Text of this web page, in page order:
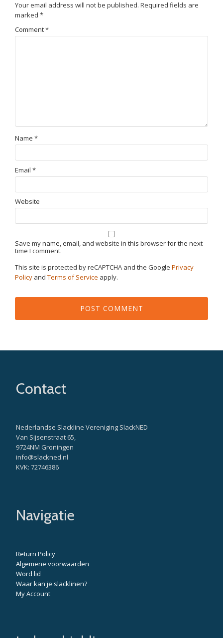
Your email address will not be published. Required fields are
marked *
Comment*
Name *
Email *
Website
Save my name, email, and website in this browser for the next
time I comment.
This site is protected by reCAPTCHA and the Google Privacy
Policy and Terms of Service apply.
Contact
Nederlandse Slackline Vereniging SlackNED
Van Sijsenstraat 65,
9724NM Groningen
info@slackned.nl
KVK: 72746386
Navigatie
Return Policy
Algemene voorwaarden
Word lid
Waar kan je slacklinen?
My Account